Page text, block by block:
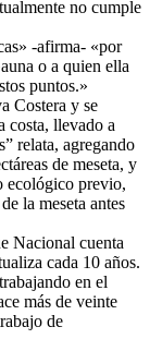
no cumple
-afirma- «por
o a quien ella
puntos.»
Costera y se
costa, llevado a
relata, agregando
de meseta, y
ecológico previo,
la meseta antes
Nacional cuenta
cada 10 años.
en el
más de veinte
de